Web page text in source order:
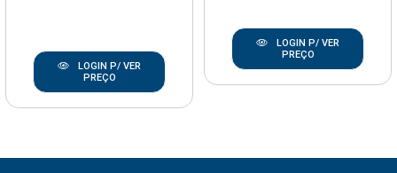
LOGIN P/ VER
PREÇO
LOGIN P/ VER
PREÇO